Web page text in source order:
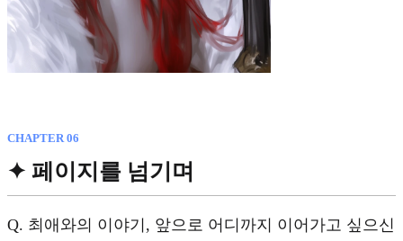
CHAPTER 06
✦ 페이지를 넘기며
Q. 최애와의 이야기, 앞으로 어디까지 이어가고 싶으신